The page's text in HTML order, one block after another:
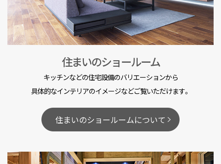
住まいのショールーム
キッチンなどの住宅設備のバリエーションから
具体的なインテリアのイメージなどご覧いただけます。
住まいのショールームについて